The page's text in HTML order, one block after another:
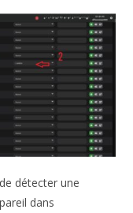
détecter une
dans